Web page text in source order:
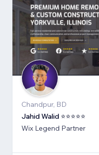
Chandpur, BD
Jahid Walid ⭐⭐⭐⭐⭐
Wix Legend Partner